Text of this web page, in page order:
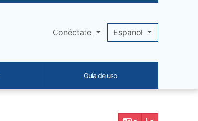
Conéctate Español
Guía de uso